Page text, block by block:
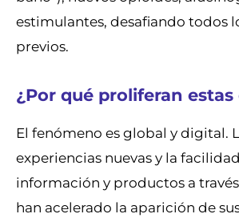
estimulantes, desafiando todos
previos.
¿Por qué proliferan
El fenómeno es global y digital.
experiencias nuevas y la
información y productos a
han acelerado la aparición de